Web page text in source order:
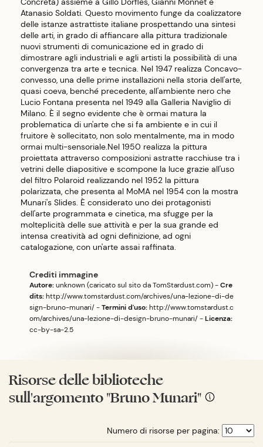
Atanasio Soldati. Questo movimento funge da coalizzatore
delle istanze astrattiste italiane prospettando una sintesi
delle arti, in grado di affiancare alla pittura tradizionale
nuovi strumenti di comunicazione ed in grado di
dimostrare agli industriali e agli artisti la possibilità di una
convergenza tra arte e tecnica. Nel 1947 realizza Concavo-
convesso, una delle prime installazioni nella storia dell'arte,
quasi coeva, benché precedente, all'ambiente nero che
Lucio Fontana presenta nel 1949 alla Galleria Naviglio di
Milano. È il segno evidente che è ormai matura la
problematica di un'arte che si fa ambiente e in cui il
fruitore è sollecitato, non solo mentalmente, ma in modo
ormai multi-sensoriale.Nel 1950 realizza la pittura
proiettata attraverso composizioni astratte racchiuse tra i
vetrini delle diapositive e scompone la luce grazie all'uso
del filtro Polaroid realizzando nel 1952 la pittura
polarizzata, che presenta al MoMA nel 1954 con la mostra
Munari's Slides. È considerato uno dei protagonisti
dell'arte programmata e cinetica, ma sfugge per la
molteplicità delle sue attività e per la sua grande ed
intensa creatività ad ogni definizione, ad ogni
catalogazione, con un'arte assai raffinata.
Crediti immagine
Autore:unknown (caricato sul sito da TomStardust.com) -Cre
dits:http://www.tomstardust.com/archives/una-lezione-di-de
sign-bruno-munari/-Termini d'uso:http://www.tomstardust.c
om/archives/una-lezione-di-design-bruno-munari/-Licenza:
cc-by-sa-2.5
Risorse delle biblioteche
sull'argomento "Bruno Munari"
Numero di risorse per pagina: